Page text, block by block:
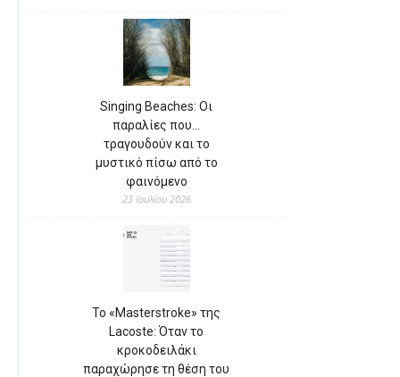
Singing Beaches: Οι
παραλίες που…
τραγουδούν και το
μυστικό πίσω από το
φαινόμενο
23 Ιουλίου 2026
Το «Masterstroke» της
Lacoste: Όταν το
κροκοδειλάκι
παραχώρησε τη θέση του